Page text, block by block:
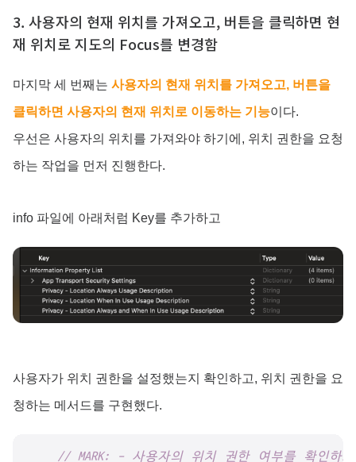
3. 사용자의 현재 위치를 가져오고, 버튼을 클릭하면 현
재 위치로 지도의 Focus를 변경함
마지막 세 번째는 사용자의 현재 위치를 가져오고, 버튼을
클릭하면 사용자의 현재 위치로 이동하는 기능이다.
우선은 사용자의 위치를 가져와야 하기에, 위치 권한을 요청
하는 작업을 먼저 진행한다.
info 파일에 아래처럼 Key를 추가하고
사용자가 위치 권한을 설정했는지 확인하고, 위치 권한을 요
청하는 메서드를 구현했다.
// MARK: - 사용자의 위치 권한 여부를 확인하